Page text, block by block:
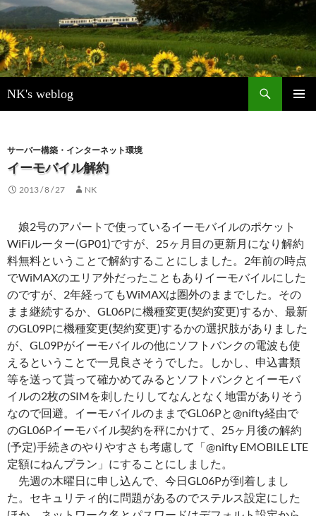
NK's weblog
索
ン
ツ
へ
ス
プ
サーバー構築・インターネット環境
イーモバイル解約
2013 / 8 / 27 NK
娘2号のアパートで使っているイーモバイルのポケット
WiFiルーター(GP01)ですが、25ヶ月目の更新月になり解約
料無料ということで解約することにしました。2年前の時点
でWiMAXのエリア外だったこともありイーモバイルにした
のですが、2年経ってもWiMAXは圏外のままでした。その
まま継続するか、GL06Pに機種変更(契約変更)するか、最新
のGL09Pに機種変更(契約変更)するかの選択肢がありました
が、GL09Pがイーモバイルの他にソフトバンクの電波も使
えるということで一見良さそうでした。しかし、申込書類
等を送って貰って確かめてみるとソフトバンクとイーモバ
イルの2枚のSIMを刺したりしてなんとなく地雷がありそう
なので回避。イーモバイルのままでGL06Pと@nifty経由で
のGL06Pイーモバイル契約を秤にかけて、25ヶ月後の解約
(予定)手続きのやりやすさも考慮して「@nifty EMOBILE LTE
定額にねんプラン」にすることにしました。
先週の木曜日に申し込んで、今日GL06Pが到着しまし
た。セキュリティ的に問題があるのでステルス設定にした